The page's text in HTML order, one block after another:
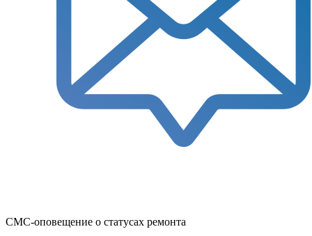
СМС-оповещение о статусах ремонта